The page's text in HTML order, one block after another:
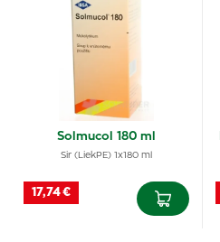
Solmucol 180 ml
Sir (LiekPE) 1x180 ml
17,74 €